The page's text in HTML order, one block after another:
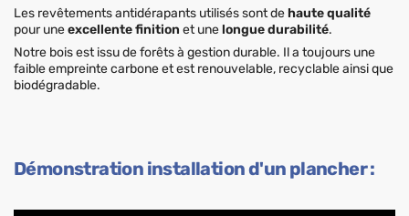
Les revêtements antidérapants utilisés sont dehaute qualité
pour uneexcellente finition et unelongue durabilité.
Notre bois est issu de forêts à gestion durable. Il a toujours une
faible empreinte carbone et est renouvelable, recyclable ainsi que
biodégradable.
Démonstration installation d'un plancher :